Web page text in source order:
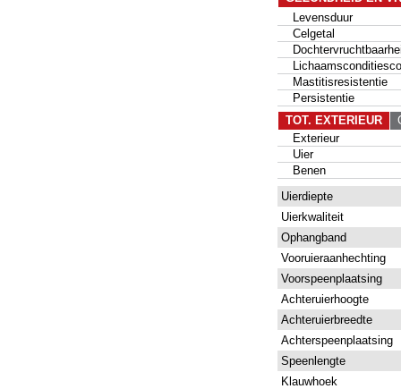
Levensduur
Celgetal
Mastitisresistentie
Persistentie
TOT. EXTERIEUR
Exterieur
Uier
Benen
Uierdiepte
Uierkwaliteit
Ophangband
Vooruieraanhechting
Voorspeenplaatsing
Achteruierhoogte
Achteruierbreedte
Achterspeenplaatsing
Speenlengte
Klauwhoek